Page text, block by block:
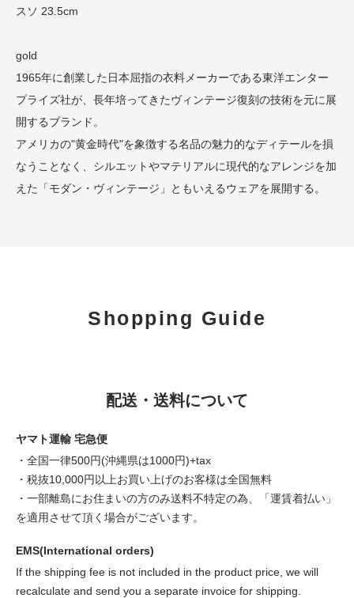
スソ 23.5cm
gold
1965年に創業した日本屈指の衣料メーカーである東洋エンター
プライズ社が、長年培ってきたヴィンテージ復刻の技術を元に展
開するブランド。
アメリカの"黄金時代"を象徴する名品の魅力的なディテールを損
なうことなく、シルエットやマテリアルに現代的なアレンジを加
えた「モダン・ヴィンテージ」ともいえるウェアを展開する。
Shopping Guide
配送・送料について
ヤマト運輸 宅急便
・全国一律500円(沖縄県は1000円)+tax
・税抜10,000円以上お買い上げのお客様は全国無料
・一部離島にお住まいの方のみ送料不特定の為、「運賃着払い」
を適用させて頂く場合がございます。
EMS(International orders)
If the shipping fee is not included in the product price, we will
recalculate and send you a separate invoice for shipping.